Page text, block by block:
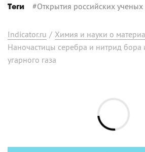
Теги #Открытия российских ученых
Indicator.ru / Химия и науки о
Наночастицы серебра и нитрид бора
угарного газа